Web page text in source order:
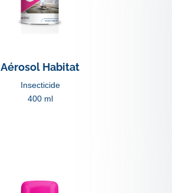
Aérosol Habitat
Insecticide
400 ml